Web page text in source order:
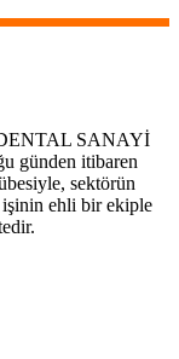
DENTAL SANAYİ
günden itibaren
sektörün
işinin ehli bir ekiple